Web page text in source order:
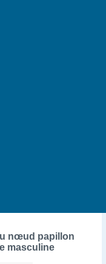
nœud papillon
masculine